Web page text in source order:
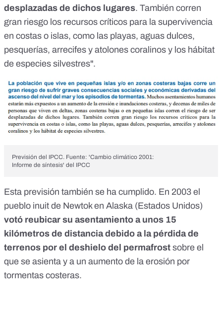
desplazadas de dichos lugares. También corren
gran riesgo los recursos críticos para la supervivencia
en costas o islas, como las playas, aguas dulces,
pesquerías, arrecifes y atolones coralinos y los hábitat
de especies silvestres".
Previsión del IPCC. Fuente: 'Cambio climático 2001:
Informe de síntesis' del IPCC
Esta previsión también se ha cumplido. En 2003 el
pueblo inuit de Newtoken Alaska (Estados Unidos)
votó reubicar su asentamiento a unos 15
kilómetros de distancia debido a la pérdida de
terrenos por el deshielo del permafrost sobre el
que se asienta y a un aumento de la erosión por
tormentas costeras.